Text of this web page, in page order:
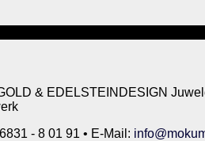
& EDELSTEINDESIGN
- 8 01 91 • E-Mail: